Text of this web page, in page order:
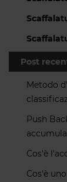
Post
Metodo
Push
Cos'è
Cos'è